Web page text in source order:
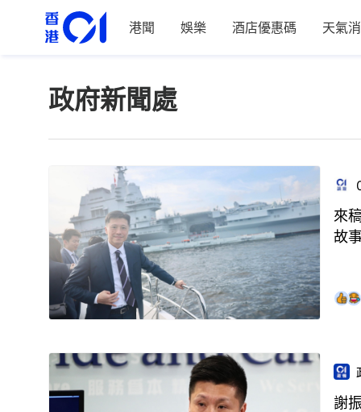
港聞 娛樂 酒店優惠碼 天氣
政府新聞處
來
故
謝